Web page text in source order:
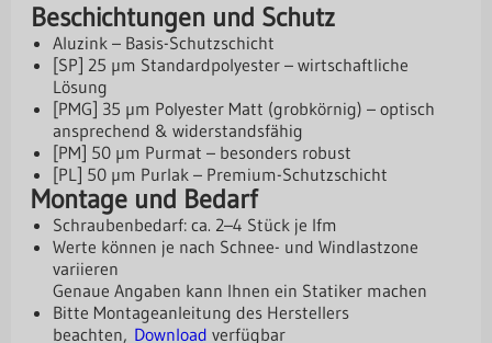
Beschichtungen und Schutz
Aluzink – Basis-Schutzschicht
[SP] 25 µm Standardpolyester – wirtschaftliche
Lösung
[PMG] 35 µm Polyester Matt (grobkörnig) – optisch
ansprechend & widerstandsfähig
[PM] 50 µm Purmat – besonders robust
[PL] 50 µm Purlak – Premium-Schutzschicht
Montage und Bedarf
Schraubenbedarf: ca. 2–4 Stück je lfm
Werte können je nach Schnee- und Windlastzone
variieren
Genaue Angaben kann Ihnen ein Statiker machen
Bitte Montageanleitung des Herstellers
beachten, Download verfügbar